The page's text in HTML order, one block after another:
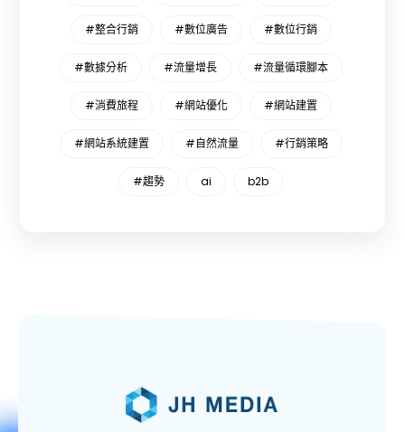
#整合行銷 #數位廣告 #數位行銷
#數據分析 #流量增長 #流量循環腳本
#消費旅程 #網站優化 #網站建置
#網站系統建置 #自然流量 #行銷策略
#趨勢 ai b2b